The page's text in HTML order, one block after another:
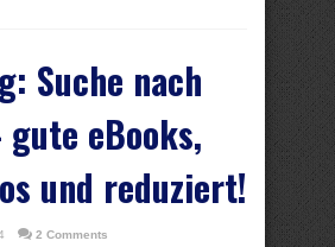
Suche nach
eBooks,
und reduziert!
2 Comments